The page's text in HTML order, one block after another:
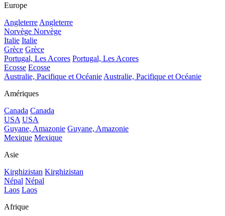
Europe
Angleterre Angleterre
Norvège Norvège
Italie Italie
Grèce Grèce
Portugal, Les Acores Portugal, Les Acores
Ecosse Ecosse
Australie, Pacifique et Océanie Australie, Pacifique et Océanie
Amériques
Canada Canada
USA USA
Guyane, Amazonie Guyane, Amazonie
Mexique Mexique
Asie
Kirghizistan Kirghizistan
Népal Népal
Laos Laos
Afrique